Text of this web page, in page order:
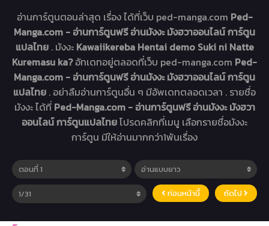
อ่านการ์ตูนตอนล่าสุด เรื่องได้ที่เว็บ ped-manga.com Ped-
Manga.com - อ่านการ์ตูนฟรี อ่านมังงะ มังฮวาออนไลน์ การ์ตูน
แปลไทย . มังงะ Kawaiikereba Hentai demo Suki ni Natte
Kuremasu ka?อัทเดทอยู่ตลอดที่เว็บ ped-manga.com Ped-
Manga.com - อ่านการ์ตูนฟรี อ่านมังงะ มังฮวาออนไลน์ การ์ตูน
แปลไทย . อย่าลืมอ่านการ์ตูนอื่น ๆ มีอัพเดทตลอดเวลา . รายชื่อ
มังงะ ได้ที่ Ped-Manga.com - อ่านการ์ตูนฟรี อ่านมังงะ มังฮวา
ออนไลน์ การ์ตูนแปลไทยโปรดคลิกที่เมนู เลือกรายชื่อมังงะ
การ์ตูน มีให้อ่านมากกว่า1พันเรื่อง
ก่อนหน้านี้ ถัดไป